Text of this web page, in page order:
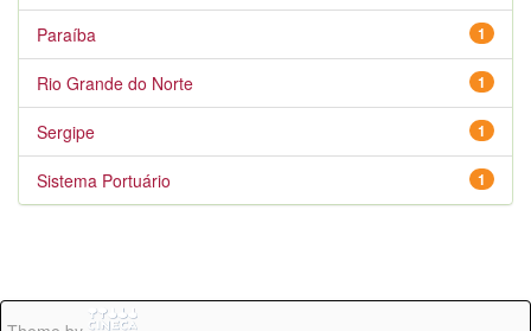
1
Paraíba
1
Rio Grande do Norte
1
Sergipe
1
Sistema Portuário